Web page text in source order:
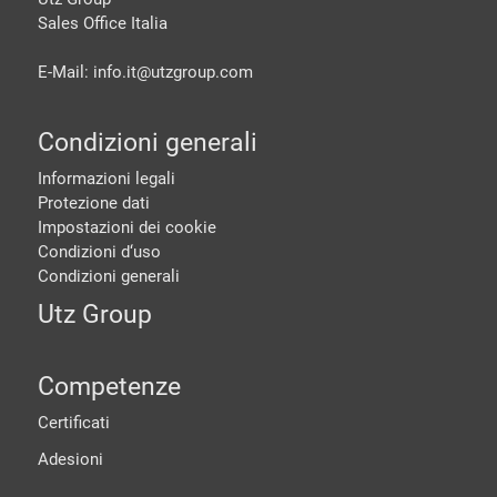
Sales Office Italia
E-Mail: info.it@utzgroup.com
Condizioni generali
Informazioni legali
Protezione dati
Impostazioni dei cookie
Condizioni d‘uso
Condizioni generali
Utz Group
Competenze
Certificati
Adesioni